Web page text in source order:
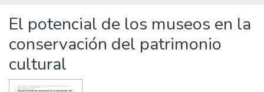
El potencial de los museos en la
conservación del patrimonio
cultural